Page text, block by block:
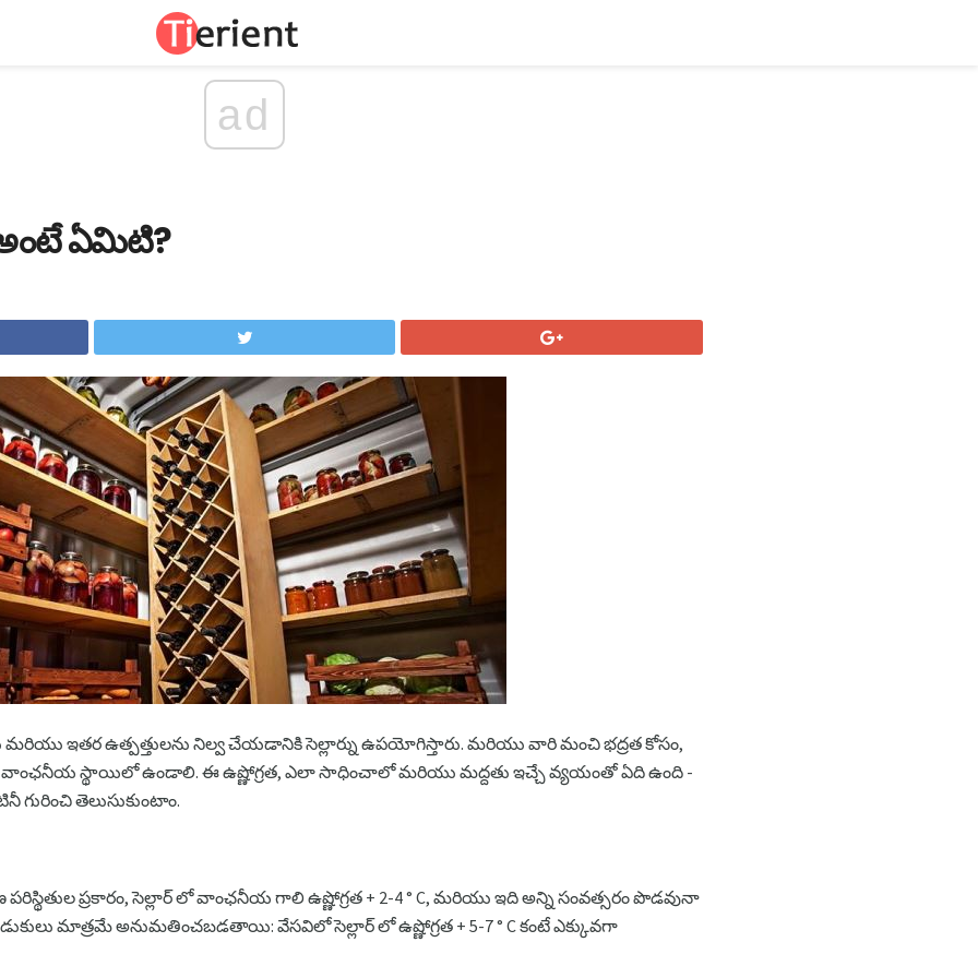
ad
అంటే ఏమిటి?
మరియు ఇతర ఉత్పత్తులను నిల్వ చేయడానికి సెల్లార్ను ఉపయోగిస్తారు. మరియు వారి మంచి భద్రత కోసం,
వాంఛనీయ స్థాయిలో ఉండాలి. ఈ ఉష్ణోగ్రత, ఎలా సాధించాలో మరియు మద్దతు ఇచ్చే వ్యయంతో ఏది ఉంది -
తెలుసుకుంటాం.
ప్రకారం, సెల్లార్ లో వాంఛనీయ గాలి ఉష్ణోగ్రత + 2-4 ° C, మరియు ఇది అన్ని సంవత్సరం పొడవునా
మాత్రమే అనుమతించబడతాయి: వేసవిలో సెల్లార్ లో ఉష్ణోగ్రత + 5-7 ° C కంటే ఎక్కువగా